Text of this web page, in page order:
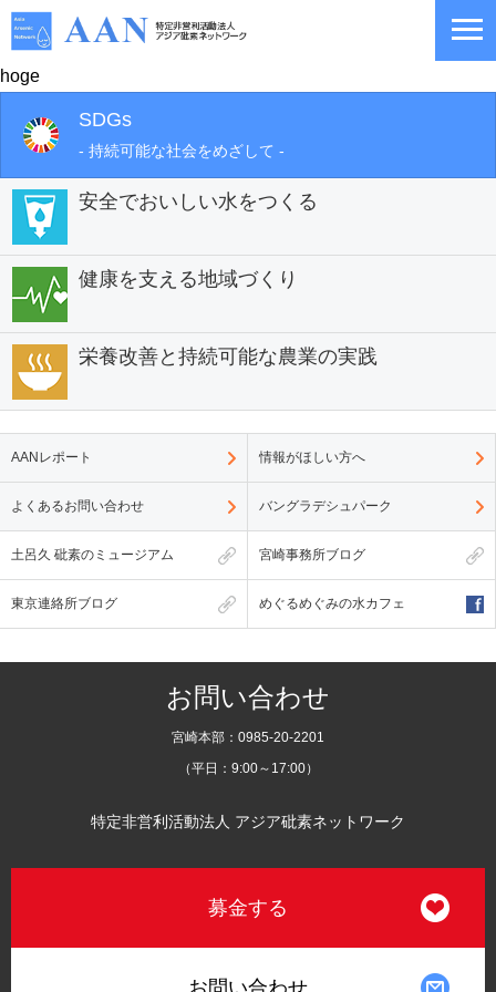
hoge
SDGs
- 持続可能な社会をめざして -
安全でおいしい水をつくる
健康を支える地域づくり
栄養改善と持続可能な農業の実践
AANレポート 情報がほしい方へ
よくあるお問い合わせ バングラデシュパーク
土呂久 砒素のミュージアム 宮崎事務所ブログ
東京連絡所ブログ めぐるめぐみの水カフェ
お問い合わせ
宮崎本部：0985-20-2201
（平日：9:00～17:00）
特定非営利活動法人 アジア砒素ネットワーク
募金する
お問い合わせ